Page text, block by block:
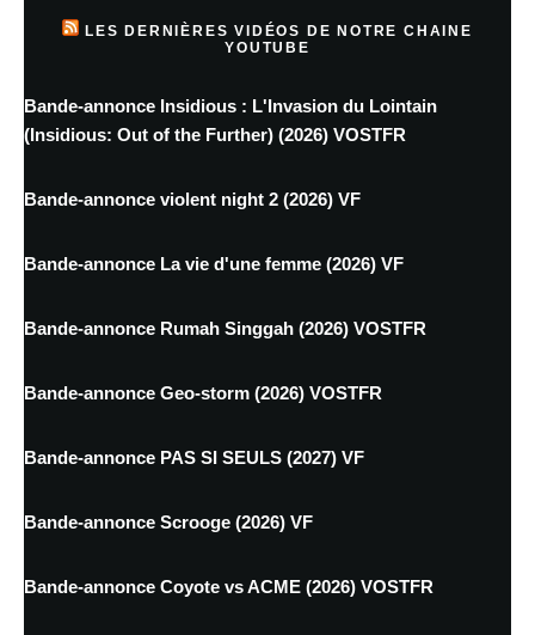
LES DERNIÈRES VIDÉOS DE NOTRE CHAINE
YOUTUBE
Bande-annonce Insidious : L'Invasion du Lointain
(Insidious: Out of the Further) (2026) VOSTFR
Bande-annonce violent night 2 (2026) VF
Bande-annonce La vie d'une femme (2026) VF
Bande-annonce Rumah Singgah (2026) VOSTFR
Bande-annonce Geo-storm (2026) VOSTFR
Bande-annonce PAS SI SEULS (2027) VF
Bande-annonce Scrooge (2026) VF
Bande-annonce Coyote vs ACME (2026) VOSTFR